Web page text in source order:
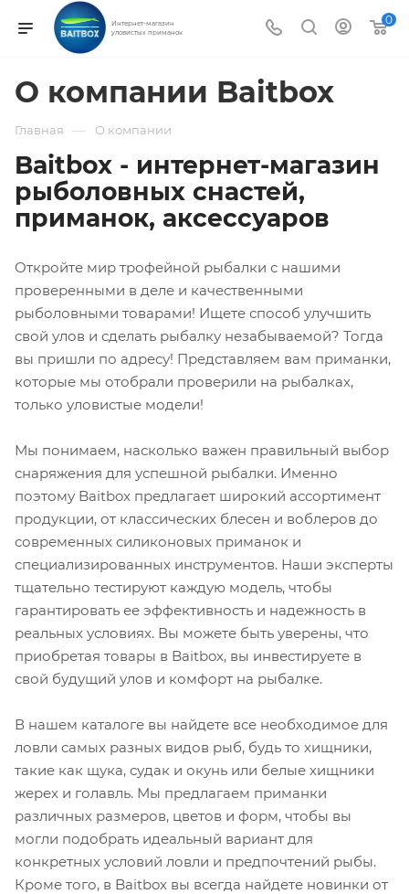
Интернет-магазин
уловистых приманок
0
О компании Baitbox
Главная — О компании
Baitbox - интернет-магазин
рыболовных снастей,
приманок, аксессуаров
Откройте мир трофейной рыбалки с нашими
проверенными в деле и качественными
рыболовными товарами! Ищете способ улучшить
свой улов и сделать рыбалку незабываемой? Тогда
вы пришли по адресу! Представляем вам приманки,
которые мы отобрали проверили на рыбалках,
только уловистые модели!
Мы понимаем, насколько важен правильный выбор
снаряжения для успешной рыбалки. Именно
поэтому Baitbox предлагает широкий ассортимент
продукции, от классических блесен и воблеров до
современных силиконовых приманок и
специализированных инструментов. Наши эксперты
тщательно тестируют каждую модель, чтобы
гарантировать ее эффективность и надежность в
реальных условиях. Вы можете быть уверены, что
приобретая товары в Baitbox, вы инвестируете в
свой будущий улов и комфорт на рыбалке.
В нашем каталоге вы найдете все необходимое для
ловли самых разных видов рыб, будь то хищники,
такие как щука, судак и окунь или белые хищники
жерех и голавль. Мы предлагаем приманки
различных размеров, цветов и форм, чтобы вы
могли подобрать идеальный вариант для
конкретных условий ловли и предпочтений рыбы.
Кроме того, в Baitbox вы всегда найдете новинки от